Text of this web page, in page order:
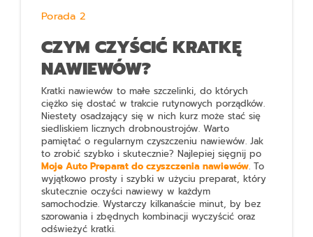
Porada 2
CZYM CZYŚCIĆ KRATKĘ
NAWIEWÓW?
Kratki nawiewów to małe szczelinki, do których
ciężko się dostać w trakcie rutynowych porządków.
Niestety osadzający się w nich kurz może stać się
siedliskiem licznych drobnoustrojów. Warto
pamiętać o regularnym czyszczeniu nawiewów. Jak
to zrobić szybko i skutecznie? Najlepiej sięgnij po
Moje Auto Preparat do czyszczenia nawiewów. To
wyjątkowo prosty i szybki w użyciu preparat, który
skutecznie oczyści nawiewy w każdym
samochodzie. Wystarczy kilkanaście minut, by bez
szorowania i zbędnych kombinacji wyczyścić oraz
odświeżyć kratki.